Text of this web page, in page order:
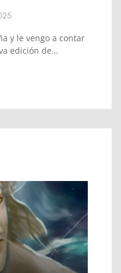
y le vengo a contar
edición de…